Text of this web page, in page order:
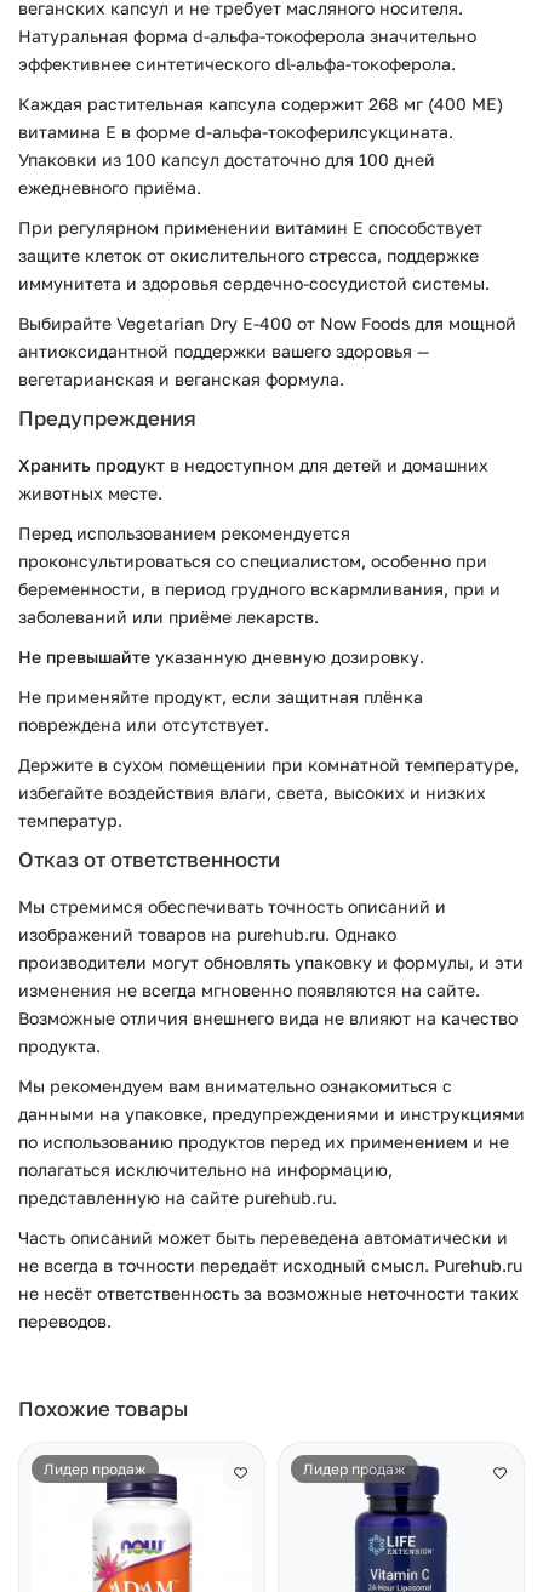
веганских капсул и не требует масляного носителя.
Натуральная форма d-альфа-токоферола значительно
эффективнее синтетического dl-альфа-токоферола.
Каждая растительная капсула содержит 268 мг (400 МЕ)
витамина E в форме d-альфа-токоферилсукцината.
Упаковки из 100 капсул достаточно для 100 дней
ежедневного приёма.
При регулярном применении витамин E способствует
защите клеток от окислительного стресса, поддержке
иммунитета и здоровья сердечно-сосудистой системы.
Выбирайте Vegetarian Dry E-400 от Now Foods для мощной
антиоксидантной поддержки вашего здоровья —
вегетарианская и веганская формула.
Предупреждения
Хранить продукт в недоступном для детей и домашних
животных месте.
Перед использованием рекомендуется
проконсультироваться со специалистом, особенно при
беременности, в период грудного вскармливания, при и
заболеваний или приёме лекарств.
Не превышайте указанную дневную дозировку.
Не применяйте продукт, если защитная плёнка
повреждена или отсутствует.
Держите в сухом помещении при комнатной температуре,
избегайте воздействия влаги, света, высоких и низких
температур.
Отказ от ответственности
Мы стремимся обеспечивать точность описаний и
изображений товаров на purehub.ru. Однако
производители могут обновлять упаковку и формулы, и эти
изменения не всегда мгновенно появляются на сайте.
Возможные отличия внешнего вида не влияют на качество
продукта.
Мы рекомендуем вам внимательно ознакомиться с
данными на упаковке, предупреждениями и инструкциями
по использованию продуктов перед их применением и не
полагаться исключительно на информацию,
представленную на сайте purehub.ru.
Часть описаний может быть переведена автоматически и
не всегда в точности передаёт исходный смысл. Purehub.ru
не несёт ответственность за возможные неточности таких
переводов.
Похожие товары
Лидер продаж Лидер продаж